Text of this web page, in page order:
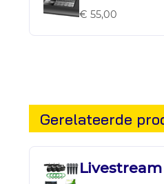
€ 55,00
Gerelateerde